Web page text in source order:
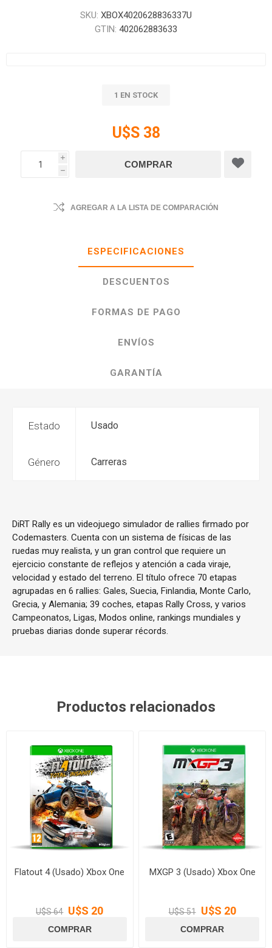
SKU: XBOX4020628836337U
GTIN: 402062883633
1 EN STOCK
U$S 38
i
h
AGREGAR A LA LISTA DE COMPARACIÓN
ESPECIFICACIONES
DESCUENTOS
FORMAS DE PAGO
ENVÍOS
GARANTÍA
Estado Usado
Género Carreras
DiRT Rally es un videojuego simulador de rallies firmado por
Codemasters. Cuenta con un sistema de físicas de las
ruedas muy realista, y un gran control que requiere un
ejercicio constante de reflejos y atención a cada viraje,
velocidad y estado del terreno. El título ofrece 70 etapas
agrupadas en 6 rallies: Gales, Suecia, Finlandia, Monte Carlo,
Grecia, y Alemania; 39 coches, etapas Rally Cross, y varios
Campeonatos, Ligas, Modos online, rankings mundiales y
pruebas diarias donde superar récords.
Productos relacionados
Flatout 4 (Usado) Xbox One
U$S 64 U$S 20
MXGP 3 (Usado) Xbox One
U$S 51 U$S 20